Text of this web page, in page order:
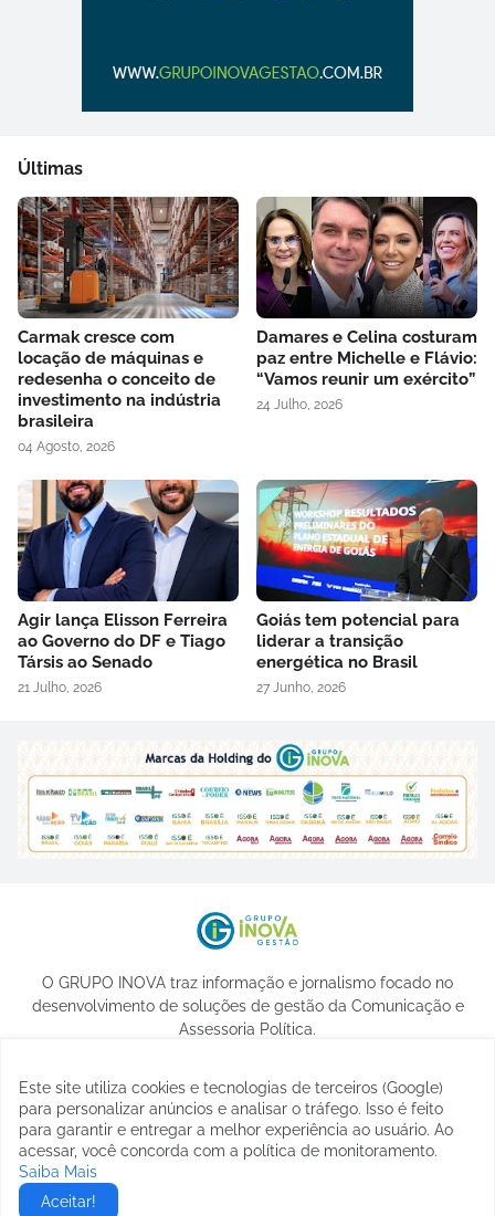
Últimas
Carmak cresce com
locação de máquinas e
redesenha o conceito de
investimento na indústria
brasileira
04 Agosto, 2026
Damares e Celina costuram
paz entre Michelle e Flávio:
“Vamos reunir um exército”
24 Julho, 2026
Agir lança Elisson Ferreira
ao Governo do DF e Tiago
Társis ao Senado
21 Julho, 2026
Goiás tem potencial para
liderar a transição
energética no Brasil
27 Junho, 2026
O GRUPO INOVA traz informação e jornalismo focado no
desenvolvimento de soluções de gestão da Comunicação e
Assessoria Política.
Este site utiliza cookies e tecnologias de terceiros (Google)
para personalizar anúncios e analisar o tráfego. Isso é feito
para garantir e entregar a melhor experiência ao usuário. Ao
acessar, você concorda com a política de monitoramento.
Saiba Mais
Aceitar!